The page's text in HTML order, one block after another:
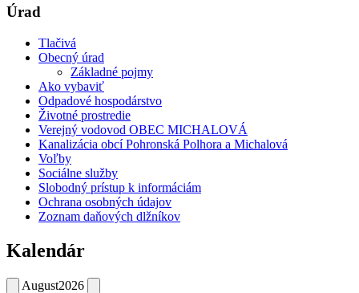
Úrad
Tlačivá
Obecný úrad
Základné pojmy
Ako vybaviť
Odpadové hospodárstvo
Životné prostredie
Verejný vodovod OBEC MICHALOVÁ
Kanalizácia obcí Pohronská Polhora a Michalová
Voľby
Sociálne služby
Slobodný prístup k informáciám
Ochrana osobných údajov
Zoznam daňových dlžníkov
Kalendár
August2026